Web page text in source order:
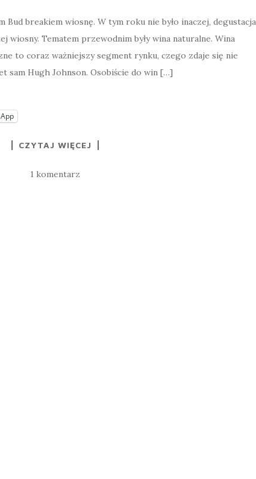
breakiem wiosnę. W tym roku nie było inaczej, degustacja
wiosny. Tematem przewodnim były wina naturalne. Wina
to coraz ważniejszy segment rynku, czego zdaje się nie
sam Hugh Johnson. Osobiście do win […]
CZYTAJ WIĘCEJ
1 komentarz